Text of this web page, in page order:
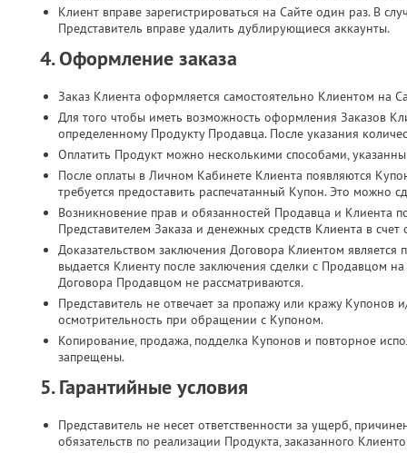
Клиент вправе зарегистрироваться на Сайте один раз. В
Представитель вправе удалить дублирующиеся аккаунты.
4. Оформление заказа
Заказ Клиента оформляется самостоятельно Клиентом на
Для того чтобы иметь возможность оформления Заказов
определенному Продукту Продавца. После указания
Оплатить Продукт можно несколькими способами,
После оплаты в Личном Кабинете Клиента появляются
требуется предоставить распечатанный Купон. Это можно
Возникновение прав и обязанностей Продавца и Клиента
Представителем Заказа и денежных средств Клиента в
Доказательством заключения Договора Клиентом
выдается Клиенту после заключения сделки с Продавцом
Договора Продавцом не рассматриваются.
Представитель не отвечает за пропажу или кражу
осмотрительность при обращении с Купоном.
Копирование, продажа, подделка Купонов и повторное
запрещены.
5. Гарантийные условия
Представитель не несет ответственности за ущерб,
обязательств по реализации Продукта, заказанного